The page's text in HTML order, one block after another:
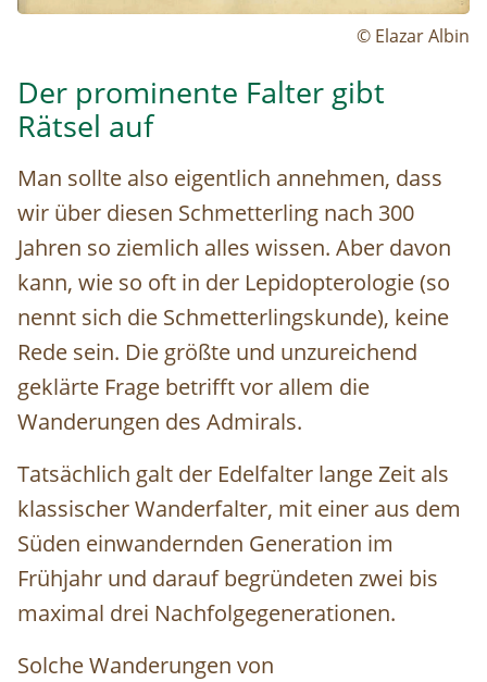
© Elazar Albin
Der prominente Falter gibt
Rätsel auf
Man sollte also eigentlich annehmen, dass
wir über diesen Schmetterling nach 300
Jahren so ziemlich alles wissen. Aber davon
kann, wie so oft in der Lepidopterologie (so
nennt sich die Schmetterlingskunde), keine
Rede sein. Die größte und unzureichend
geklärte Frage betrifft vor allem die
Wanderungen des Admirals.
Tatsächlich galt der Edelfalter lange Zeit als
klassischer Wanderfalter, mit einer aus dem
Süden einwandernden Generation im
Frühjahr und darauf begründeten zwei bis
maximal drei Nachfolgegenerationen.
Solche Wanderungen von